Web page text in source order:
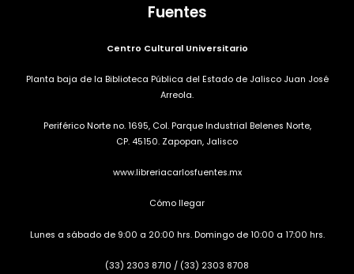
Fuentes
Centro Cultural Universitario
Planta baja de la Biblioteca Pública del Estado de Jalisco Juan José
Arreola.
Periférico Norte no. 1695, Col. Parque Industrial Belenes Norte,
CP. 45150. Zapopan, Jalisco
www.libreriacarlosfuentes.mx
Cómo llegar
Lunes a sábado de 9:00 a 20:00 hrs. Domingo de 10:00 a 17:00 hrs.
(33) 2303 8710 / (33) 2303 8708